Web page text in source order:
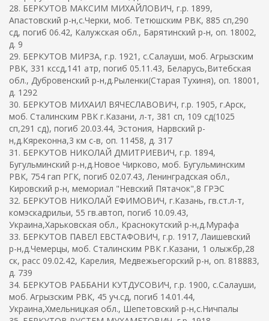
28. БЕРКУТОВ МАКСИМ МИХАЙЛОВИЧ, г.р. 1899,
Апастовский р-н,с.Черки, моб. Тетюшским РВК, 885 сп,290
сд, погиб 06.42, Калужская обл., Барятинский р-н, оп. 18002,
д. 9
29. БЕРКУТОВ МИРЗА, г.р. 1921, с.Салауши, моб. Агрызским
РВК, 331 кссд,141 атр, погиб 05.11.43, Беларусь,Витебская
обл., Дубровенский р-н,д.Рыленки(Старая Тухиня), оп. 18001,
д. 1292
30. БЕРКУТОВ МИХАИЛ ВЯЧЕСЛАВОВИЧ, г.р. 1905, г.Арск,
моб. Сталинским РВК г.Казани, л-т, 381 сп, 109 сд(1025
сп,291 сд), погиб 20.03.44, Эстония, Нарвский р-
н,д.Кяреконна,3 км с-в, оп. 11458, д. 317
31. БЕРКУТОВ НИКОЛАЙ ДМИТРИЕВИЧ, г.р. 1894,
Бугульминский р-н,д.Новое Чирково, моб. Бугульминским
РВК, 754 гап РГК, погиб 02.07.43, Ленинградская обл.,
Кировский р-н, мемориал "Невский Пятачок",8 ГРЭС
32. БЕРКУТОВ НИКОЛАЙ ЕФИМОВИЧ, г.Казань, гв.ст.л-т,
комэскадрильи, 55 гв.автоп, погиб 10.09.43,
Украина,Харьковская обл., Краснокутский р-н,д.Мурафа
33. БЕРКУТОВ ПАВЕЛ ЕВСТАФОВИЧ, г.р. 1917, Лаишевский
р-н,д.Чемерцы, моб. Сталинским РВК г.Казани, 1 олыжбр,28
ск, расс 09.02.42, Карелия, Медвежьегорский р-н, оп. 818883,
д. 739
34. БЕРКУТОВ РАББАНИ КУТДУСОВИЧ, г.р. 1900, с.Салауши,
моб. Агрызским РВК, 45 уч.сд, погиб 14.01.44,
Украина,Хмельницкая обл., Шепетовский р-н,с.Ничпалы